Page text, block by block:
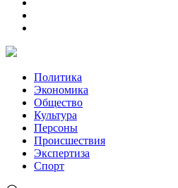
Политика
Экономика
Общество
Культура
Персоны
Происшествия
Экспертиза
Спорт